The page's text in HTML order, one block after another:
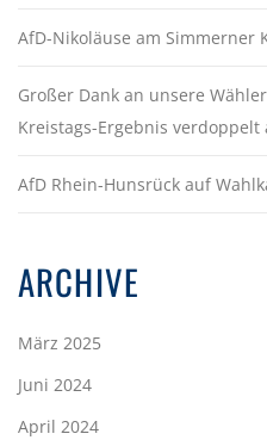
AfD-Nikoläuse am Simmerner
Großer Dank an unsere
Kreistags-Ergebnis verdoppelt
AfD Rhein-Hunsrück auf
ARCHIVE
März 2025
Juni 2024
April 2024